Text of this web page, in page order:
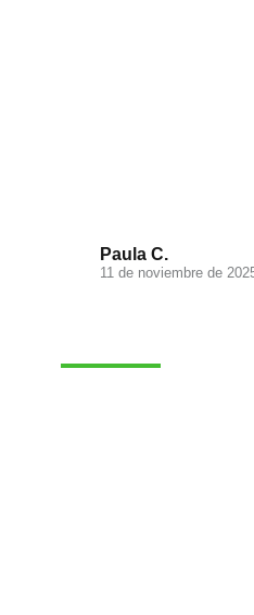
Paula C.
11 de noviembre de